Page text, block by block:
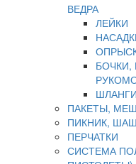
ВЕДРА
ЛЕЙКИ
БОЧКИ,
ШЛАНГИ
ПАКЕТЫ,
ПИКНИК,
ПЕРЧАТКИ
СИСТЕМА